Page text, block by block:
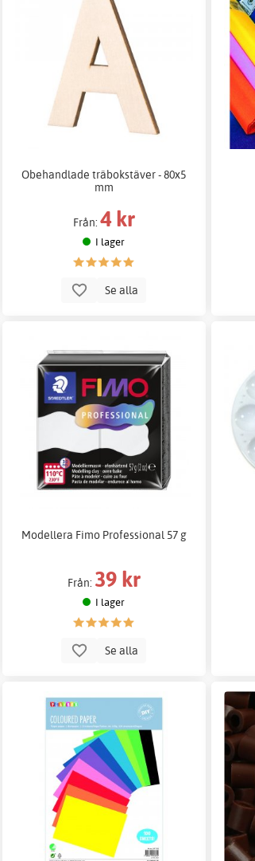
Obehandlade träbokstäver - 80x5
mm
Från: 4 kr
I lager
Se alla
Modellera Fimo Professional 57 g
Från: 39 kr
I lager
Se alla